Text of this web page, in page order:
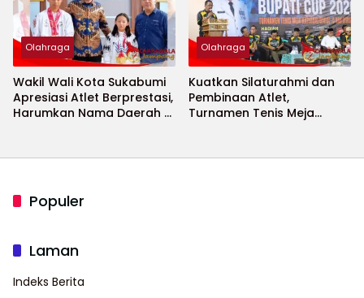
Olahraga
Wakil Wali Kota Sukabumi
Apresiasi Atlet Berprestasi,
Harumkan Nama Daerah di
Olahraga
Kuatkan Silaturahmi dan
Pembinaan Atlet,
Turnamen Tenis Meja
Populer
Laman
Indeks Berita